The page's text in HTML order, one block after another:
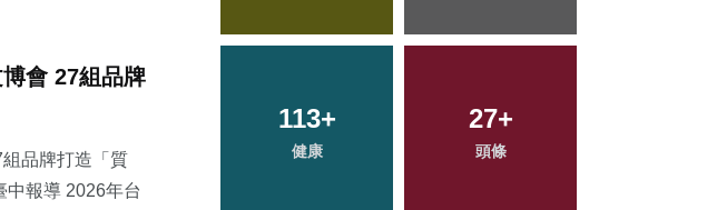
會 27組品牌
品牌打造「質
中報導 2026年台
頭條
126+
文教
215+
社會